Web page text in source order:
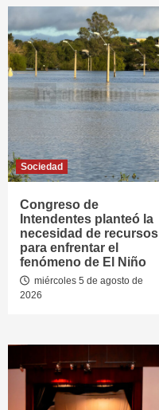
Sociedad
Congreso de
Intendentes planteó la
necesidad de recursos
para enfrentar el
fenómeno de El Niño
miércoles 5 de agosto de
2026